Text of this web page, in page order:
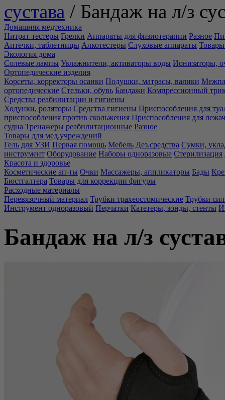
сустава / Бандаж на л/з
Домашняя медтехника
Нитрат-тестеры Грелки Аппараты для физиотерапии Разное
Аптечки, таблетницы Алкотестеры Слуховые аппараты Товары
Экология дома
Солевые лампы Увлажнители, активаторы воды Ионизаторы,
Ортопедические изделия
Корсеты, корректоры осанки Подушки, матрасы, валики
ортопедические Стельки, обувь Бандажи Компрессионный
Средства реабилитации и гигиены
Ходунки, роляторы Средства гигиены Приспособления для
приспособления против скольжения Приспособления для
судна Тренажеры реабилитационные Разное
Товары для мед.учреждений
Гель для УЗИ Первая помощь Мебель Дез.средства Сумки,
инструмент Оборудование Наборы одноразовые Стерилизация
Красота и здоровье
Косметические ап-ты Очки Массажеры, аппликаторы Бады
Бюстгалтера Товары для коррекции фигуры
Расходные материалы
Перевязочный материал Трубки трахеостомические Трубки
Инструмент одноразовый Перчатки Катетеры, зонды, стенты
Бандаж на л/з